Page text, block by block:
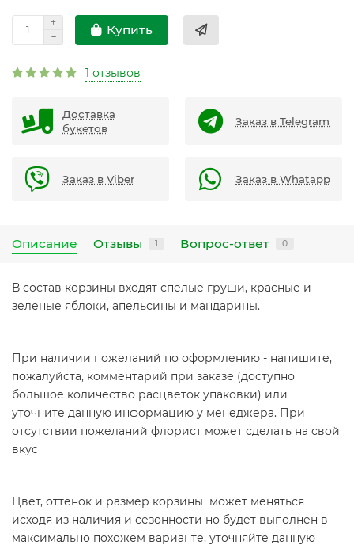
Купить
1 отзывов
Доставка
букетов
Заказ в Telegram
Заказ в Viber Заказ в Whatapp
Описание Отзывы 1 Вопрос-ответ 0
В состав корзины входят спелые груши, красные и
зеленые яблоки, апельсины и мандарины.
При наличии пожеланий по оформлению - напишите,
пожалуйста, комментарий при заказе (доступно
большое количество расцветок упаковки) или
уточните данную информацию у менеджера. При
отсутствии пожеланий флорист может сделать на свой
вкус
Цвет, оттенок и размер корзины может меняться
исходя из наличия и сезонности но будет выполнен в
максимально похожем варианте, уточняйте данную